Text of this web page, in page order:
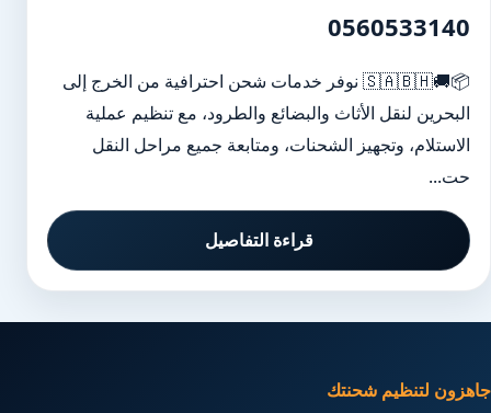
0560533140
📦🚚🇸🇦🇧🇭 نوفر خدمات شحن احترافية من الخرج إلى
البحرين لنقل الأثاث والبضائع والطرود، مع تنظيم عملية
الاستلام، وتجهيز الشحنات، ومتابعة جميع مراحل النقل
حت...
قراءة التفاصيل
جاهزون لتنظيم شحنتك